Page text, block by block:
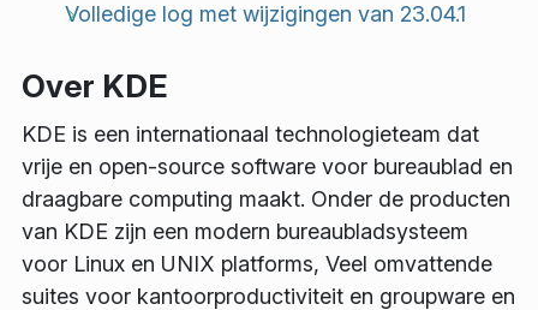
Volledige log met wijzigingen van 23.04.1
Over KDE
KDE is een internationaal technologieteam dat
vrije en open-source software voor bureaublad en
draagbare computing maakt. Onder de producten
van KDE zijn een modern bureaubladsysteem
voor Linux en UNIX platforms, Veel omvattende
suites voor kantoorproductiviteit en groupware en